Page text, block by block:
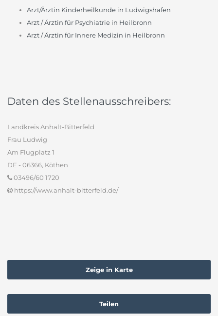
Arzt/Ärztin Kinderheilkunde in Ludwigshafen
Arzt / Ärztin für Psychiatrie in Heilbronn
Arzt / Ärztin für Innere Medizin in Heilbronn
Daten des Stellenausschreibers:
Landkreis Anhalt-Bitterfeld
Frau Ludwig
Am Flugplatz 1
DE - 06366, Köthen
03496/60 1720
https://www.anhalt-bitterfeld.de/
Zeige in Karte
Teilen